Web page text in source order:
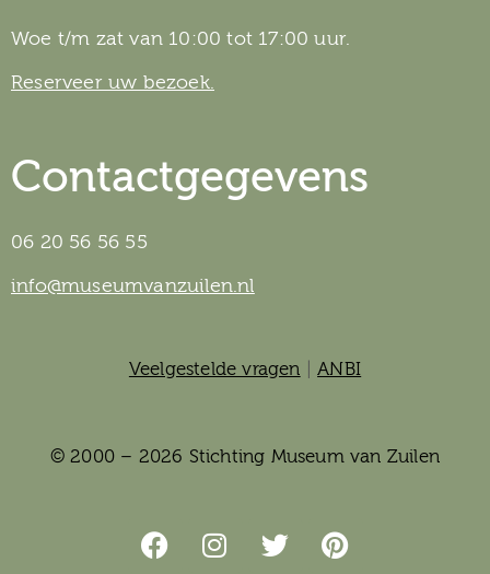
Woe t/m zat van 10:00 tot 17:00 uur.
Reserveer uw bezoek.
Contactgegevens
06 20 56 56 55
info@museumvanzuilen.nl
Veelgestelde vragen ANBI
© 2000 – 2026 Stichting Museum van Zuilen